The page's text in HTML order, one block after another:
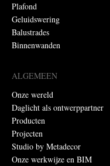
Plafond
Geluidswering
Balustrades
Binnenwanden
ALGEMEEN
Onze wereld
Daglicht als ontwerppartner
Producten
Projecten
Studio by Metadecor
Onze werkwijze en BIM